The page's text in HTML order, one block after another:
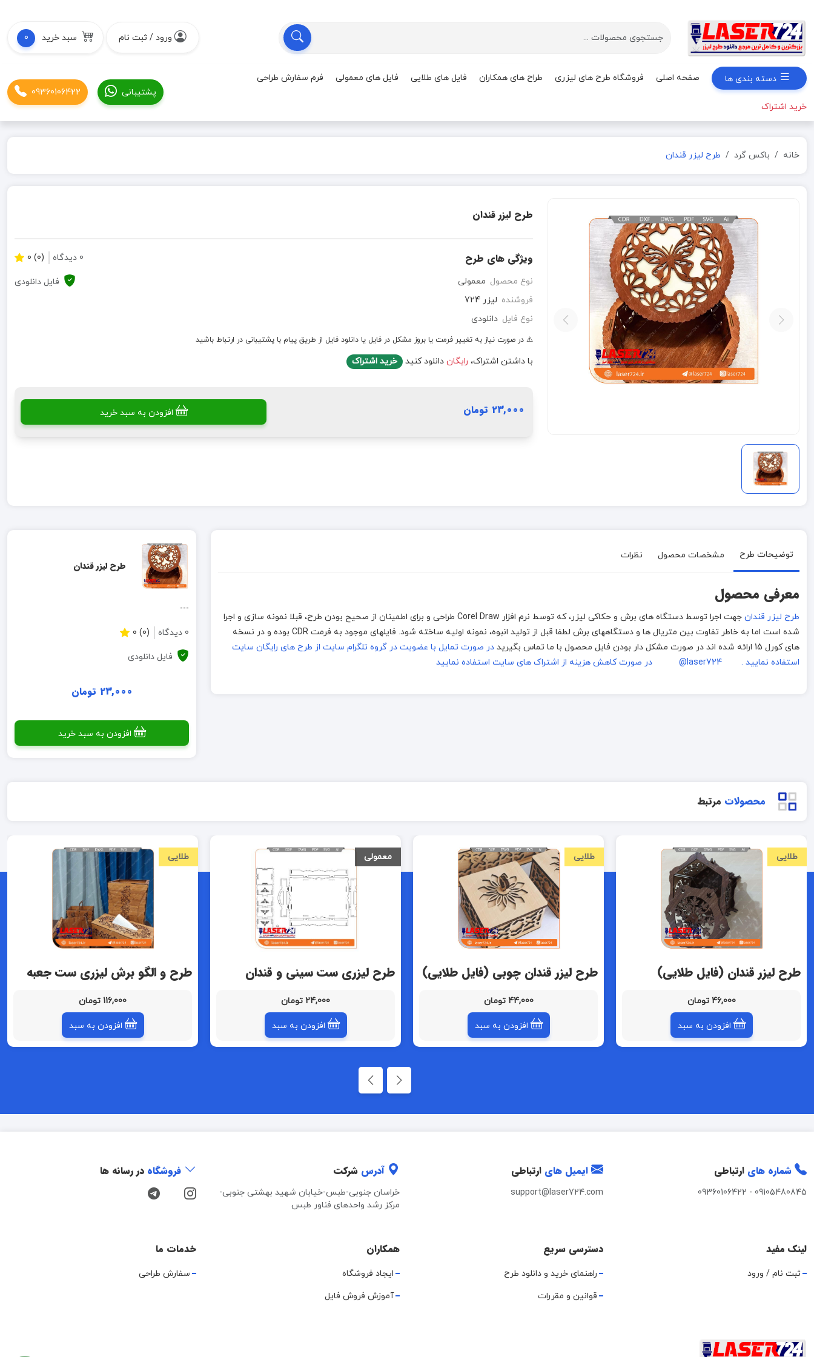
ورود / ثبت نام سبد خرید 0
دسته بندی ها صفحه اصلی فروشگاه طرح های لیزری طراح های همکاران فایل های طلایی فایل های معمولی فرم سفارش طراحی
خرید اشتراک
پشتیبانی 09360106422
خانه باکس گرد طرح لیزر قندان
طرح لیزر قندان
ویژگی های طرح
نوع محصول معمولی
فروشنده لیزر 724
نوع فایل دانلودی
0 دیدگاه (0) 0
فایل دانلودی
⚠️ در صورت نیاز به تغییر فرمت یا بروز مشکل در فایل یا دانلود فایل از طریق پیام با پشتیبانی در ارتباط باشید
با داشتن اشتراک، رایگان دانلود کنید خرید اشتراک
23,000 تومان افزودن به سبد خرید
توضیحات طرح مشخصات محصول نظرات
معرفی محصول
طرح لیزر قندان
جهت اجرا توسط دستگاه های برش و حکاکی لیزر، که توسط نرم افزار Corel Draw طراحی و برای اطمینان از صحیح بودن طرح، قبلا نمونه سازی و اجرا
شده است اما به خاطر تفاوت بین متریال ها و دستگاههای برش لطفا قبل از تولید انبوه، نمونه اولیه ساخته شود. فایلهای موجود به فرمت CDR بوده و در نسخه
های کورل 15 ارائه شده اند در صورت مشکل دار بودن فایل محصول با ما تماس بگیرید
در صورت تمایل با عضویت در گروه تلگرام سایت از طرح های رایگان سایت
استفاده نمایید . laser724@
در صورت کاهش هزینه از اشتراک های سایت استفاده نمایید
طرح لیزر قندان
---
0 دیدگاه (0) 0
فایل دانلودی
23,000 تومان
افزودن به سبد خرید
محصولات مرتبط
طلایی
طرح لیزر قندان (فایل طلایی)
46,000 تومان
افزودن به سبد
طلایی
طرح لیزر قندان چوبی (فایل طلایی)
44,000 تومان
افزودن به سبد
معمولی
طرح لیزری ست سینی و قندان
24,000 تومان
افزودن به سبد
طلایی
طرح و الگو برش لیزری ست جعبه
116,000 تومان
افزودن به سبد
شماره های ارتباطی
09105480845
-
09360106422
ایمیل های ارتباطی
support@laser724.com
آدرس شرکت
خراسان جنوبی-طبس-خیابان شهید بهشتی جنوبی-
مرکز رشد واحدهای فناور طبس
فروشگاه در رسانه ها
لینک مفید
ثبت نام / ورود
دسترسی سریع
راهنمای خرید و دانلود طرح
قوانین و مقررات
همکاران
ایجاد فروشگاه
آموزش فروش فایل
خدمات ما
سفارش طراحی